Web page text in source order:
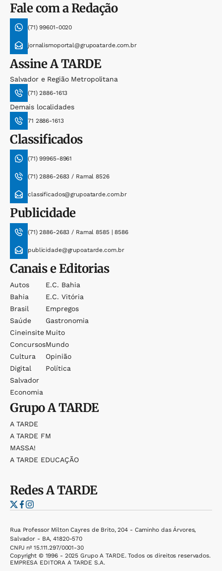
Fale com a Redação
(71) 99601-0020
jornalismoportal@grupoatarde.com.br
AssineA TARDE
Salvador e Região Metropolitana
(71) 2886-1613
Demais localidades
71 2886-1613
Classificados
(71) 99965-8961
(71) 2886-2683 / Ramal 8526
classificados@grupoatarde.com.br
Publicidade
(71) 2886-2683 / Ramal 8585 | 8586
publicidade@grupoatarde.com.br
Canais e Editorias
Autos
Bahia
Brasil
Saúde
Cineinsite
Concursos
Cultura
Digital
Salvador
Economia
E.c. Bahia
E.c. Vitória
Empregos
Gastronomia
Muito
Mundo
Opinião
Política
GrupoA TARDE
A TARDE
A TARDE FM
MASSA!
A TARDE EDUCAÇÃO
RedesA TARDE
Rua Professor Milton Cayres de Brito, 204 - Caminho das Árvores,
Salvador - BA, 41820-570
CNPJ nº 15.111.297/0001-30
Copyright © 1996 - 2025 Grupo A TARDE. Todos os direitos reservados.
EMPRESA EDITORA A TARDE S.A.